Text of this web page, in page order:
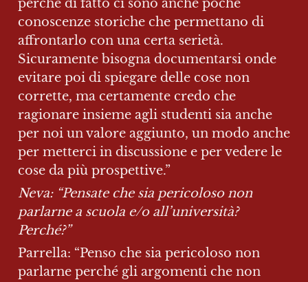
perché di fatto ci sono anche poche
conoscenze storiche che permettano di
affrontarlo con una certa serietà.
Sicuramente bisogna documentarsi onde
evitare poi di spiegare delle cose non
corrette, ma certamente credo che
ragionare insieme agli studenti sia anche
per noi un valore aggiunto, un modo anche
per metterci in discussione e per vedere le
cose da più prospettive.”
Neva: “Pensate che sia pericoloso non
parlarne a scuola e/o all’università?
Perché?”
Parrella: “Penso che sia pericoloso non
parlarne perché gli argomenti che non